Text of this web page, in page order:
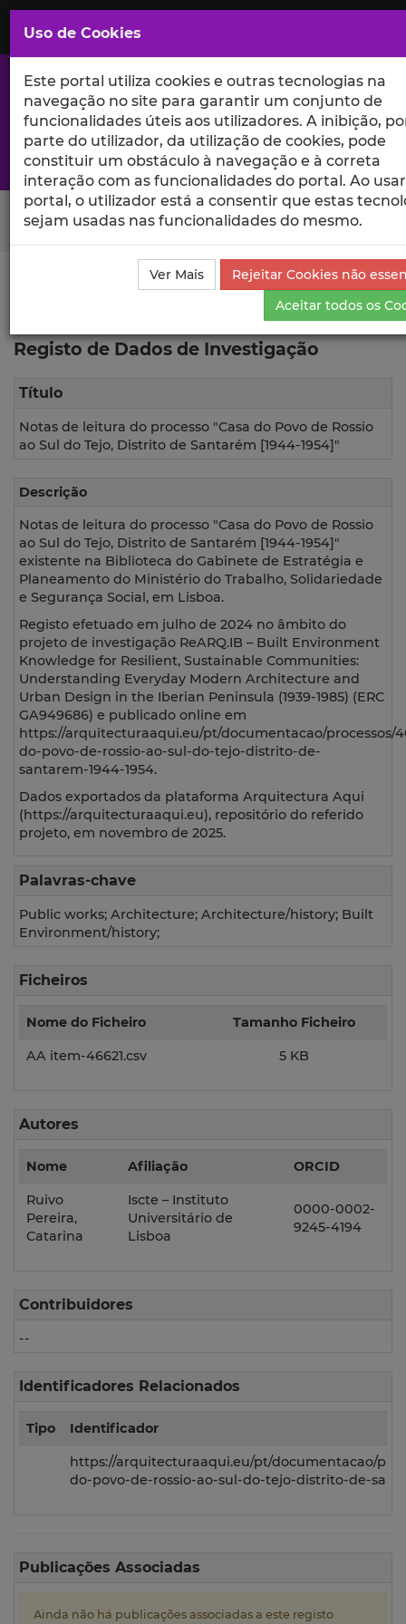
Saltar
para
Conteúdo
Principal
A excelência da investigação e ciência no Iscte
Search Button
Dados de Investigação
Registo de
Registo de Dados de Investigação
Título
Notas de leitura do processo "Casa do Povo de Rossio
ao Sul do Tejo, Distrito de Santarém [1944-1954]"
Descrição
Notas de leitura do processo "Casa do Povo de Rossio
ao Sul do Tejo, Distrito de Santarém [1944-1954]"
existente na Biblioteca do Gabinete de Estratégia e
Planeamento do Ministério do Trabalho, Solidariedade
e Segurança Social, em Lisboa.
Registo efetuado em julho de 2024 no âmbito do
projeto de investigação ReARQ.IB – Built Environment
Knowledge for Resilient, Sustainable Communities:
Understanding Everyday Modern Architecture and
Urban Design in the Iberian Peninsula (1939-1985) (ERC
GA949686) e publicado online em
https://arquitecturaaqui.eu/pt/documentacao/processos/
do-povo-de-rossio-ao-sul-do-tejo-distrito-de-
santarem-1944-1954.
Dados exportados da plataforma Arquitectura Aqui
(https://arquitecturaaqui.eu), repositório do referido
projeto, em novembro de 2025.
Palavras-chave
Public works; Architecture; Architecture/history; Built
Environment/history;
Ficheiros
Nome do Ficheiro Tamanho Ficheiro
AA item-46621.csv 5 KB
Autores
Nome Afiliação ORCID
Ruivo
Pereira,
Catarina
Iscte – Instituto
Universitário de
Lisboa
0000-0002-
9245-4194
Contribuidores
--
Identificadores Relacionados
Tipo Identificador
https://arquitecturaaqui.eu/pt/documentacao/
do-povo-de-rossio-ao-sul-do-tejo-distrito-de-
Publicações Associadas
Ainda não há publicações associadas a este registo
Uso de Cookies
Este portal utiliza cookies e outras tecnologias na
navegação no site para garantir um conjunto de
funcionalidades úteis aos utilizadores. A inibição,
parte do utilizador, da utilização de cookies, pode
constituir um obstáculo à navegação e à correta
interação com as funcionalidades do portal. Ao
portal, o utilizador está a consentir que estas
sejam usadas nas funcionalidades do mesmo.
Ver Mais
Rejeitar Cookies não
Aceitar todos os